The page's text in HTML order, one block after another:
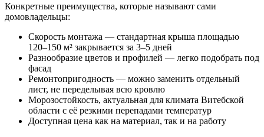
Конкретные преимущества, которые называют сами
домовладельцы:
Скорость монтажа — стандартная крыша площадью
120–150 м² закрывается за 3–5 дней
Разнообразие цветов и профилей — легко подобрать под
фасад
Ремонтопригодность — можно заменить отдельный
лист, не переделывая всю кровлю
Морозостойкость, актуальная для климата Витебской
области с её резкими перепадами температур
Доступная цена как на материал, так и на работу